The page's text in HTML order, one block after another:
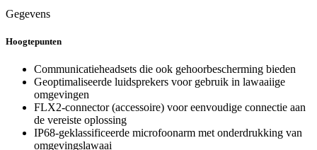
Gegevens
Hoogtepunten
Communicatieheadsets die ook gehoorbescherming bieden
Geoptimaliseerde luidsprekers voor gebruik in lawaaiige
omgevingen
FLX2-connector (accessoire) voor eenvoudige connectie aan
de vereiste oplossing
IP68-geklassificeerde microfoonarm met onderdrukking van
omgevingslawaai